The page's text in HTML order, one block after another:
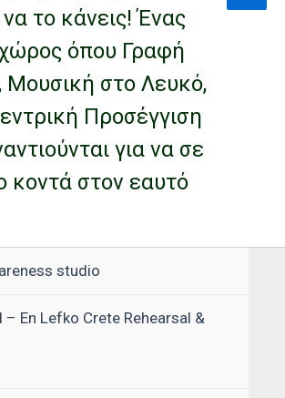
να το κάνεις! Ένας
όπου Γραφή
Μουσική στο Λευκό,
Προσέγγιση
για να σε
κοντά στον εαυτό
studio
– En Lefko Crete Rehearsal &